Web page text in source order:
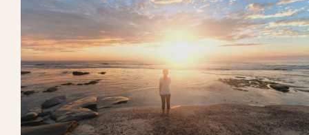
Blog
Inspiratie
Contact